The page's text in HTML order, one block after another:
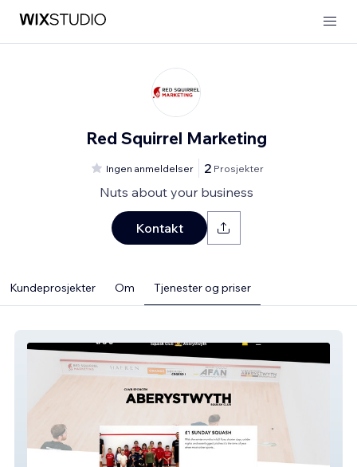
Red Squirrel Marketing
Ingen anmeldelser 2 Prosjekter
Nuts about your business
Kontakt
Kundeprosjekter Om Tjenester og priser